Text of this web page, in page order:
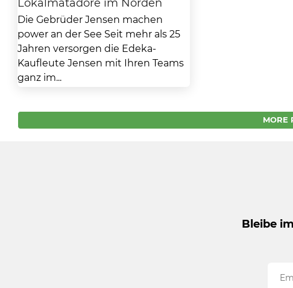
Die Gebrüder Jensen machen
power an der See Seit mehr als 25
Jahren versorgen die Edeka-
Kaufleute Jensen mit Ihren Teams
ganz im...
MORE
Bleibe